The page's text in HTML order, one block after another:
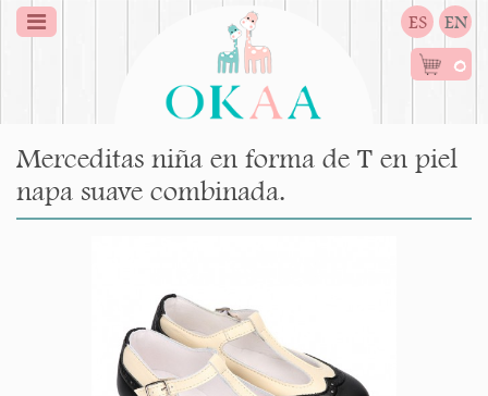
ES EN
0
Merceditas niña en forma de T en piel
napa suave combinada.